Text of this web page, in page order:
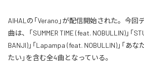
AIHALの「Verano」が配信開始された。今
曲は、「SUMMER TIME (feat. NOBULLIN)」「
BANJI)」「Lapampa (feat. NOBULLIN)」「あ
たい」を含む全4曲となっている。